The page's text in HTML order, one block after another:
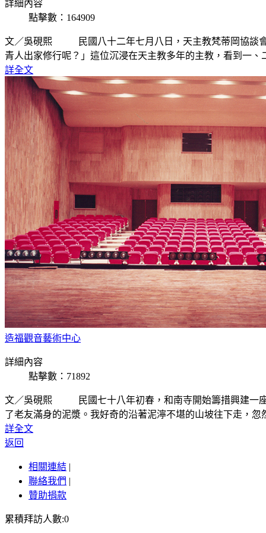
詳細內容
點擊數：164909
文／吳硯熙 民國八十二年七月八日，天主教梵蒂岡協談
青人出家修行呢？」這位沉浸在天主教多年的主教，看到
詳全文
造福觀音藝術中心
詳細內容
點擊數：71892
文／吳硯熙 民國七十八年初春，和南寺開始籌措興建一
了老友滿身的泥漿。我好奇的沿著泥濘不堪的山坡往下走，
詳全文
返回
相關連結 |
聯絡我們 |
贊助捐款
累積拜訪人數:0